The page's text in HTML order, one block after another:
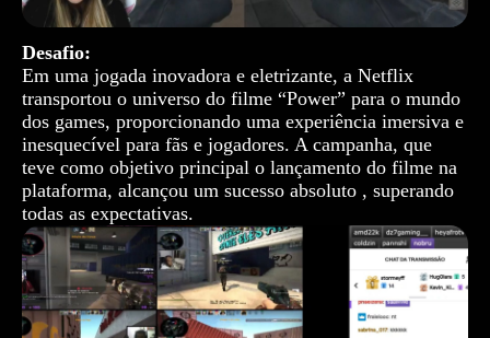
Desafio:
Em uma jogada inovadora e eletrizante, a Netflix
transportou o universo do filme “Power” para o mundo
dos games, proporcionando uma experiência imersiva e
inesquecível para fãs e jogadores. A campanha, que
teve como objetivo principal o lançamento do filme na
plataforma, alcançou um sucesso absoluto , superando
todas as expectativas.